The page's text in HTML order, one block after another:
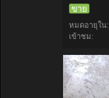
ขาย
หมดอายุใน:
เข้าชม: